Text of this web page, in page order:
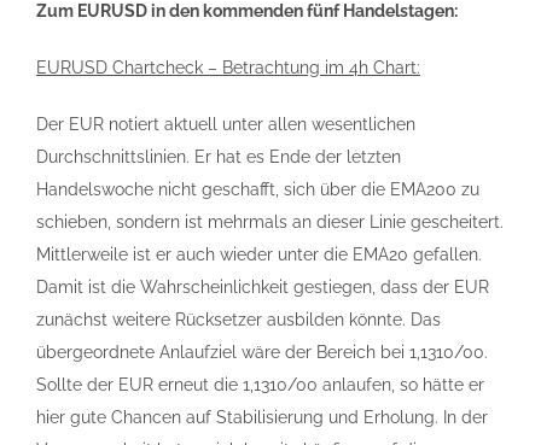
Zum EURUSD in den kommenden fünf Handelstagen:
EURUSD Chartcheck – Betrachtung im 4h Chart:
Der EUR notiert aktuell unter allen wesentlichen
Durchschnittslinien. Er hat es Ende der letzten
Handelswoche nicht geschafft, sich über die EMA200 zu
schieben, sondern ist mehrmals an dieser Linie gescheitert.
Mittlerweile ist er auch wieder unter die EMA20 gefallen.
Damit ist die Wahrscheinlichkeit gestiegen, dass der EUR
zunächst weitere Rücksetzer ausbilden könnte. Das
übergeordnete Anlaufziel wäre der Bereich bei 1,1310/00.
Sollte der EUR erneut die 1,1310/00 anlaufen, so hätte er
hier gute Chancen auf Stabilisierung und Erholung. In der